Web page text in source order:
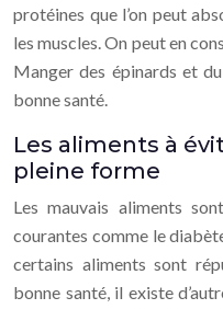
protéines que l’on peut
les muscles. On peut en
Manger des épinards et
bonne santé.
Les aliments à
pleine forme
Les mauvais aliments
courantes comme le
certains aliments sont
bonne santé, il existe